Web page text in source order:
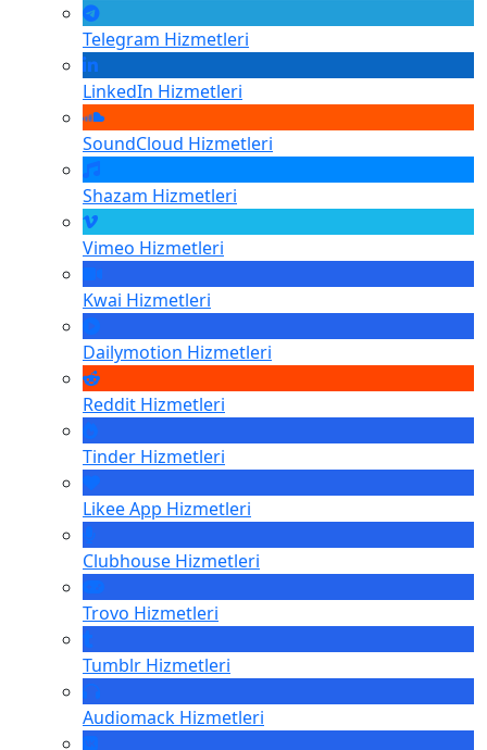
Telegram Hizmetleri
LinkedIn Hizmetleri
SoundCloud Hizmetleri
Shazam Hizmetleri
Vimeo Hizmetleri
Kwai Hizmetleri
Dailymotion Hizmetleri
Reddit Hizmetleri
Tinder Hizmetleri
Likee App Hizmetleri
Clubhouse Hizmetleri
Trovo Hizmetleri
Tumblr Hizmetleri
Audiomack Hizmetleri